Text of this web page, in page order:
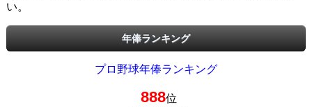
い。
年俸ランキング
プロ野球年俸ランキング
888位